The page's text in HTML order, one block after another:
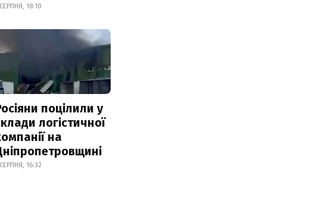
18:10
поцілили у
логістичної
на
16:32